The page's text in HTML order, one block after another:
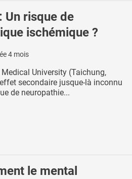
Un risque de
ischémique ?
4 mois
University (Taichung,
secondaire jusque-là inconnu
de neuropathie...
le mental